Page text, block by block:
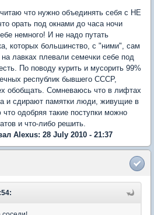
что нужно объединять себя с НЕ
орать под окнами до часа ночи
немного! И не надо путать
которых большинство, с "ними", сам
лавках плевали семечки себе под
По поводу курить и мусорить 99%
республик бывшего СССР,
обобщать. Сомневаюсь что в лифтах
и сдирают памятки люди, живущие в
одобряя такие поступки можно
и что-либо решить.
Alexus: 28 July 2010 - 21:37